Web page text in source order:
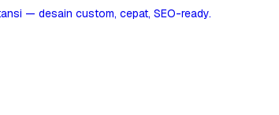
— desain custom, cepat, SEO-ready.